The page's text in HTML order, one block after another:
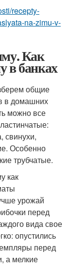
recepty-
na-zimu-v-
Как
в банках
общие
в домашних
можно все
свинухи,
Особенно
трубчатые.
как
урожай
перед
вида свое
опустились
перед
а мелкие